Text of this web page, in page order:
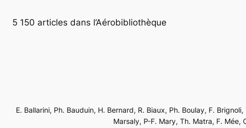
5 150 articles dans l’Aérobibliothèque
E. Ballarini, Ph. Bauduin, H. Bernard, R. Biaux, Ph. Boulay, F.
Marsaly, P-F. Mary, Th. Matra, F. Mée,